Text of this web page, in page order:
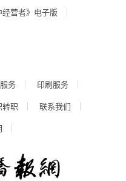
经营者》电子版
务
印刷服务
转职
联系我们